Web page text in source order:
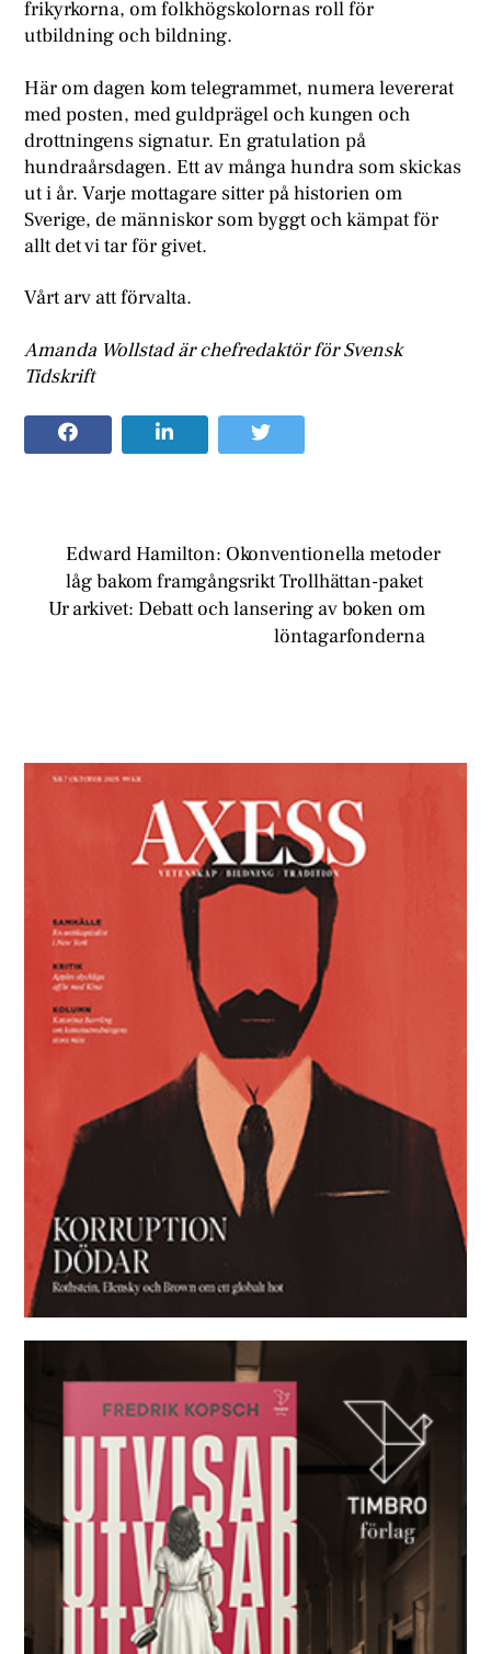
frikyrkorna, om folkhögskolornas roll för
utbildning och bildning.
Här om dagen kom telegrammet, numera levererat
med posten, med guldprägel och kungen och
drottningens signatur. En gratulation på
hundraårsdagen. Ett av många hundra som skickas
ut i år. Varje mottagare sitter på historien om
Sverige, de människor som byggt och kämpat för
allt det vi tar för givet.
Vårt arv att förvalta.
Amanda Wollstad är chefredaktör för Svensk
Tidskrift
Edward Hamilton: Okonventionella metoder
låg bakom framgångsrikt Trollhättan-paket
Ur arkivet: Debatt och lansering av boken om
löntagarfonderna